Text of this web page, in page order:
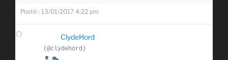
Posté : 13/01/2017 4:22 pm
ClydeHord
(@clydehord)